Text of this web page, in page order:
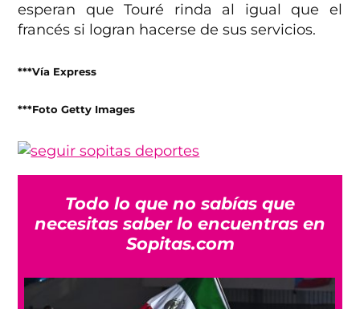
esperan que Touré rinda al igual que el
francés si logran hacerse de sus servicios.
***Vía Express
***Foto Getty Images
Todo lo que no sabías que
necesitas saber lo encuentras en
Sopitas.com